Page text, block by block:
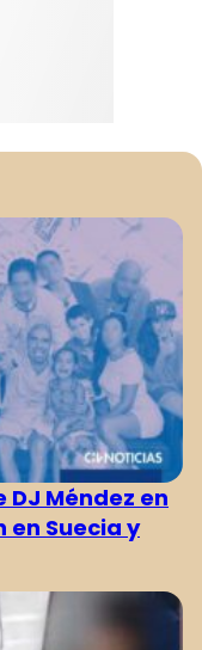
DJ Méndez en
Suecia y